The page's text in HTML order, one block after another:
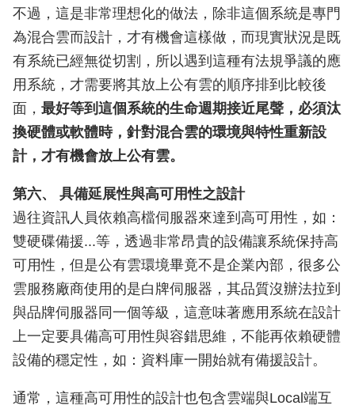
不過，這是非常理想化的做法，除非這個系統是專門
為混合雲而設計，才有機會這樣做，而現實狀況是既
有系統已經無從切割，所以遇到這種有法規爭議的應
用系統，才需要將其放上公有雲的順序排到比較後
面， 最好等到這個系統的生命週期接近尾聲，必須汰
換硬體或軟體時，針對混合雲的環境與特性重新設
計，才有機會放上公有雲。
第六、 具備延展性與高可用性之設計
過往資訊人員依賴高檔伺服器來達到高可用性，如：
雙硬碟備援...等，透過非常昂貴的設備讓系統保持高
可用性，但是公有雲環境畢竟不是企業內部，很多公
雲服務廠商使用的是白牌伺服器，其品質沒辦法拉到
與品牌伺服器同一個等級，這意味著應用系統在設計
上一定要具備高可用性與容錯思維，不能再依賴硬體
設備的穩定性，如：資料庫一開始就有備援設計。
通常，這種高可用性的設計也包含雲端與Local端互